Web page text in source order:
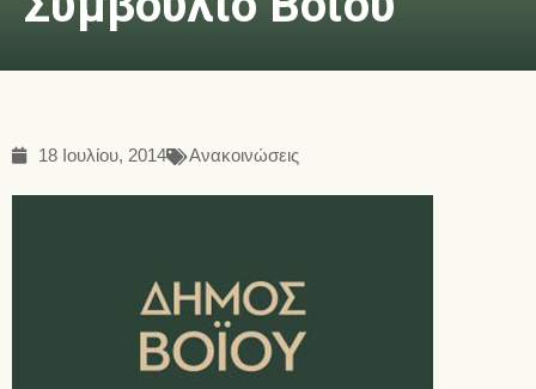
18 Ιουλίου, 2014 Ανακοινώσεις